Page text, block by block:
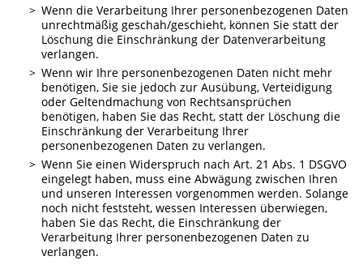
Wenn die Verarbeitung Ihrer personenbezogenen Daten
unrechtmäßig geschah/geschieht, können Sie statt der
Löschung die Einschränkung der Datenverarbeitung
verlangen.
Wenn wir Ihre personenbezogenen Daten nicht mehr
benötigen, Sie sie jedoch zur Ausübung, Verteidigung
oder Geltendmachung von Rechtsansprüchen
benötigen, haben Sie das Recht, statt der Löschung die
Einschränkung der Verarbeitung Ihrer
personenbezogenen Daten zu verlangen.
Wenn Sie einen Widerspruch nach Art. 21 Abs. 1 DSGVO
eingelegt haben, muss eine Abwägung zwischen Ihren
und unseren Interessen vorgenommen werden. Solange
noch nicht feststeht, wessen Interessen überwiegen,
haben Sie das Recht, die Einschränkung der
Verarbeitung Ihrer personenbezogenen Daten zu
verlangen.